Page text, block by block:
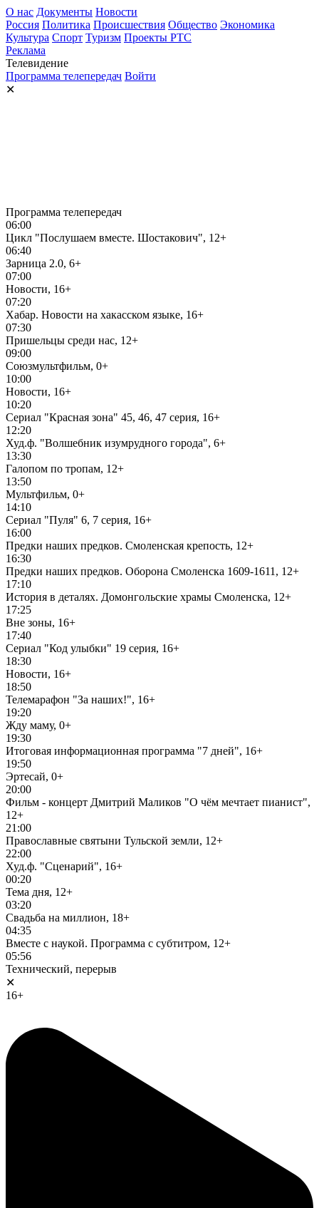
О нас Документы Новости
Россия Политика Происшествия Общество Экономика
Культура Спорт Туризм Проекты РТС
Реклама
Телевидение
Программа телепередач Войти
✕
Программа телепередач
06:00
Цикл "Послушаем вместе. Шостакович", 12+
06:40
Зарница 2.0, 6+
07:00
Новости, 16+
07:20
Хабар. Новости на хакасском языке, 16+
07:30
Пришельцы среди нас, 12+
09:00
Союзмультфильм, 0+
10:00
Новости, 16+
10:20
Сериал "Красная зона" 45, 46, 47 серия, 16+
12:20
Худ.ф. "Волшебник изумрудного города", 6+
13:30
Галопом по тропам, 12+
13:50
Мультфильм, 0+
14:10
Сериал "Пуля" 6, 7 серия, 16+
16:00
Предки наших предков. Смоленская крепость, 12+
16:30
Предки наших предков. Оборона Смоленска 1609-1611, 12+
17:10
История в деталях. Домонгольские храмы Смоленска, 12+
17:25
Вне зоны, 16+
17:40
Сериал "Код улыбки" 19 серия, 16+
18:30
Новости, 16+
18:50
Телемарафон "За наших!", 16+
19:20
Жду маму, 0+
19:30
Итоговая информационная программа "7 дней", 16+
19:50
Эртесай, 0+
20:00
Фильм - концерт Дмитрий Маликов "О чём мечтает пианист",
12+
21:00
Православные святыни Тульской земли, 12+
22:00
Худ.ф. "Сценарий", 16+
00:20
Тема дня, 12+
03:20
Свадьба на миллион, 18+
04:35
Вместе с наукой. Программа с субтитром, 12+
05:56
Технический, перерыв
✕
16+